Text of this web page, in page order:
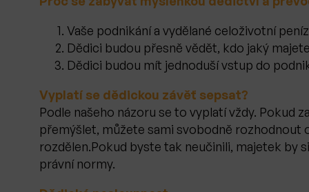
Vaše podnikání a vydělané celoživotní
Dědici budou přesně vědět, kdo jaký
Dědici budou mít jednoduší vstup do
Vyplatí se dědickou závěť sepsat?
Podle našeho názoru se to vyplatí vždy. Pokud
přemýšlet, můžete sami svobodně rozhodnout
rozdělen.Pokud byste tak neučinili, majetek by
právní normy.